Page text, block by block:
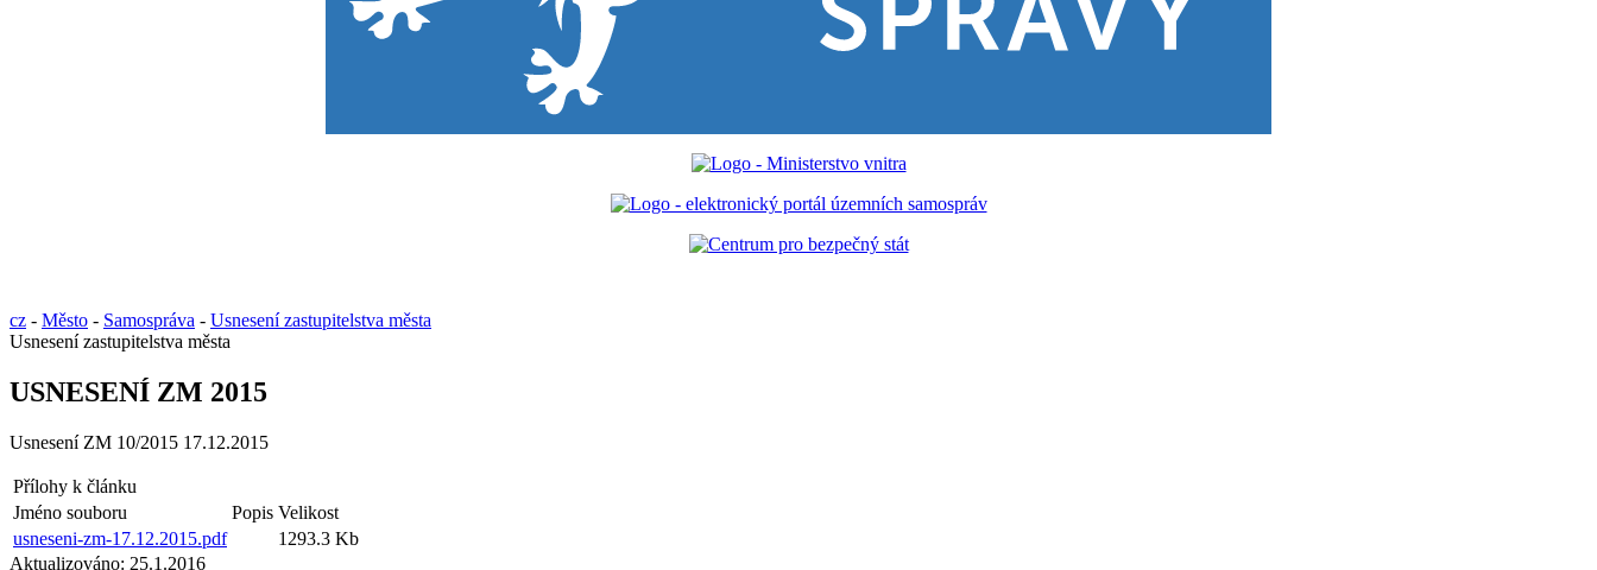
cz - Město - Samospráva - Usnesení zastupitelstva města
Usnesení zastupitelstva města
USNESENÍ ZM 2015
Usnesení ZM 10/2015 17.12.2015
Přílohy k článku
Jméno souboru
Popis Velikost
usneseni-zm-17.12.2015.pdf
1293.3 Kb
Aktualizováno: 25.1.2016